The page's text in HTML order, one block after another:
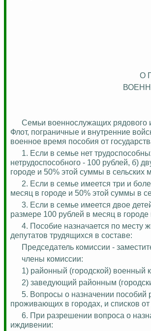
О
Семьи военнослужащих рядового
Флот, пограничные и внутренние
военное время пособия от
1. Если в семье нет
нетрудоспособного - 100 рублей, б)
городе и 50% этой суммы в сельских
2. Если в семье имеется три и
месяц в городе и 50% этой суммы в
3. Если в семье имеется двое
размере 100 рублей в месяц в
4. Пособие назначается по месту
депутатов трудящихся в составе:
Председатель комиссии -
члены комиссии:
1) районный (городской) военный
2) заведующий районным
5. Вопросы о назначении пособий
проживающих в городах, и списков
6. При разрешении вопроса о
иждивении: